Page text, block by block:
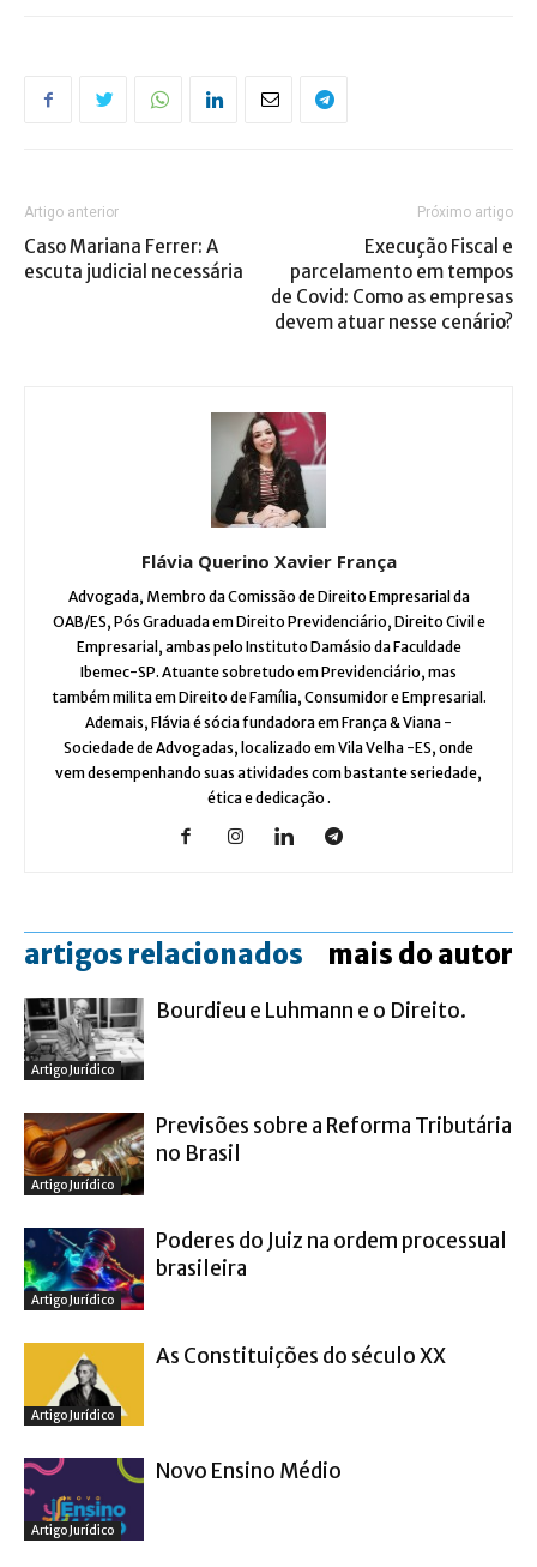
Artigo anterior
Caso Mariana Ferrer: A
escuta judicial necessária
Próximo artigo
Execução Fiscal e
parcelamento em tempos
de Covid: Como as empresas
devem atuar nesse cenário?
Flávia Querino Xavier França
Advogada, Membro da Comissão de Direito Empresarial da
OAB/ES, Pós Graduada em Direito Previdenciário, Direito Civil e
Empresarial, ambas pelo Instituto Damásio da Faculdade
Ibemec-SP. Atuante sobretudo em Previdenciário, mas
também milita em Direito de Família, Consumidor e Empresarial.
Ademais, Flávia é sócia fundadora em França & Viana -
Sociedade de Advogadas, localizado em Vila Velha -ES, onde
vem desempenhando suas atividades com bastante seriedade,
ética e dedicação .
artigos relacionados mais do autor
Artigo Jurídico
Bourdieu e Luhmann e o Direito.
Artigo Jurídico
Previsões sobre a Reforma Tributária
no Brasil
Artigo Jurídico
Poderes do Juiz na ordem processual
brasileira
Artigo Jurídico
As Constituições do século XX
Artigo Jurídico
Novo Ensino Médio